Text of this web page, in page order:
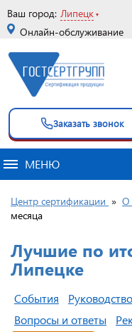
Ваш город: Липецк
Онлайн-обслуживание
Заказать звонок
МЕНЮ
Центр сертификации » О
месяца
Лучшие по
Липецке
События Руководство
Вопросы и ответы